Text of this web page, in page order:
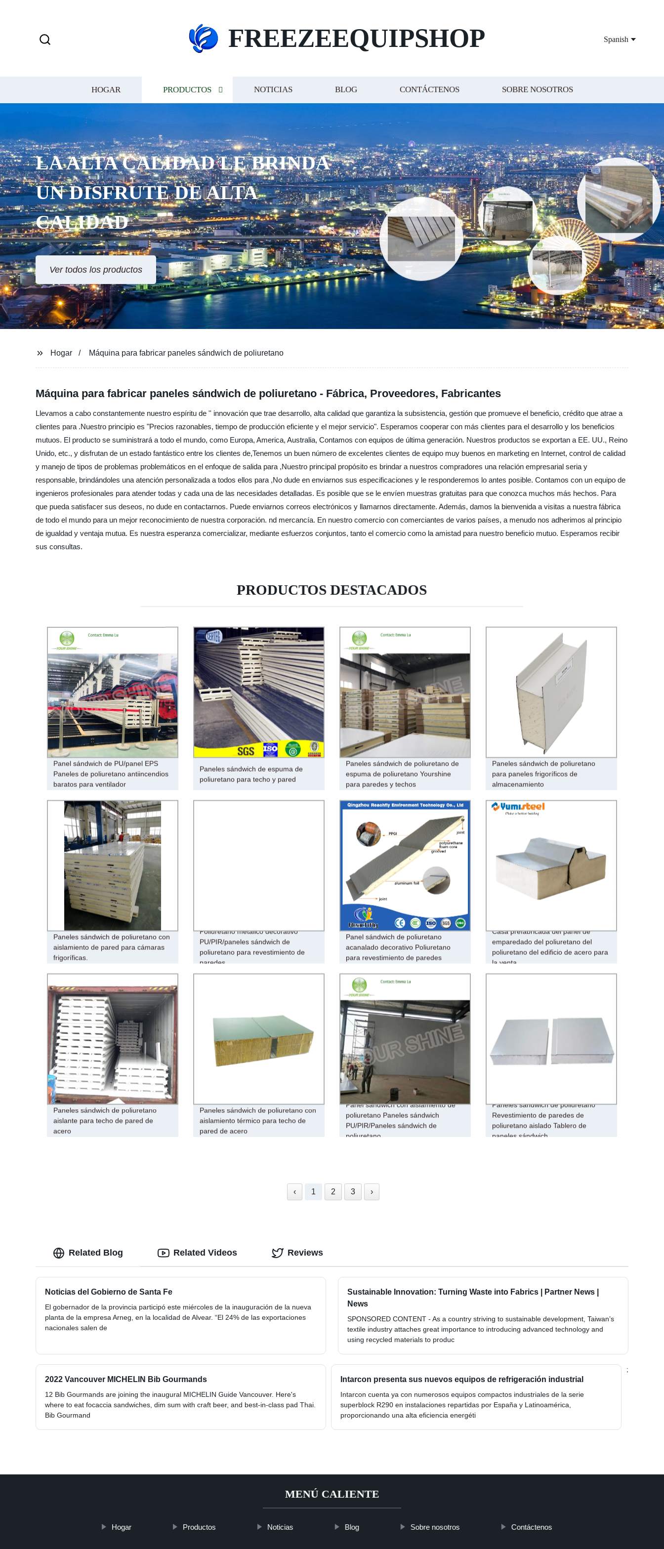
FREEZEEQUIPSHOP Spanish
HOGAR PRODUCTOS NOTICIAS BLOG CONTÁCTENOS SOBRE NOSOTROS
LA ALTA CALIDAD LE BRINDA
UN DISFRUTE DE ALTA
CALIDAD
Ver todos los productos
Hogar Máquina para fabricar paneles sándwich de poliuretano
Máquina para fabricar paneles sándwich de poliuretano - Fábrica, Proveedores, Fabricantes
Llevamos a cabo constantemente nuestro espíritu de '' innovación que trae desarrollo, alta calidad que garantiza la subsistencia, gestión que promueve el beneficio, crédito que atrae a
clientes para .Nuestro principio es "Precios razonables, tiempo de producción eficiente y el mejor servicio". Esperamos cooperar con más clientes para el desarrollo y los beneficios
mutuos. El producto se suministrará a todo el mundo, como Europa, America, Australia, Contamos con equipos de última generación. Nuestros productos se exportan a EE. UU., Reino
Unido, etc., y disfrutan de un estado fantástico entre los clientes de,Tenemos un buen número de excelentes clientes de equipo muy buenos en marketing en Internet, control de calidad
y manejo de tipos de problemas problemáticos en el enfoque de salida para ,Nuestro principal propósito es brindar a nuestros compradores una relación empresarial seria y
responsable, brindándoles una atención personalizada a todos ellos para ,No dude en enviarnos sus especificaciones y le responderemos lo antes posible. Contamos con un equipo de
ingenieros profesionales para atender todas y cada una de las necesidades detalladas. Es posible que se le envíen muestras gratuitas para que conozca muchos más hechos. Para
que pueda satisfacer sus deseos, no dude en contactarnos. Puede enviarnos correos electrónicos y llamarnos directamente. Además, damos la bienvenida a visitas a nuestra fábrica
de todo el mundo para un mejor reconocimiento de nuestra corporación. nd mercancía. En nuestro comercio con comerciantes de varios países, a menudo nos adherimos al principio
de igualdad y ventaja mutua. Es nuestra esperanza comercializar, mediante esfuerzos conjuntos, tanto el comercio como la amistad para nuestro beneficio mutuo. Esperamos recibir
sus consultas.
PRODUCTOS DESTACADOS
Panel sándwich de PU/panel EPS
Paneles de poliuretano antiincendios
baratos para ventilador
Paneles sándwich de espuma de
poliuretano para techo y pared
Paneles sándwich de poliuretano de
espuma de poliuretano Yourshine
para paredes y techos
Paneles sándwich de poliuretano
para paneles frigoríficos de
almacenamiento
Paneles sándwich de poliuretano con
aislamiento de pared para cámaras
frigoríficas.
Poliuretano metálico decorativo
PU/PIR/paneles sándwich de
poliuretano para revestimiento de
paredes
Panel sándwich de poliuretano
acanalado decorativo Poliuretano
para revestimiento de paredes
Casa prefabricada del panel de
emparedado del poliuretano del
poliuretano del edificio de acero para
la venta
Paneles sándwich de poliuretano
aislante para techo de pared de
acero
Paneles sándwich de poliuretano con
aislamiento térmico para techo de
pared de acero
Panel sándwich con aislamiento de
poliuretano Paneles sándwich
PU/PIR/Paneles sándwich de
poliuretano
Paneles sándwich de poliuretano
Revestimiento de paredes de
poliuretano aislado Tablero de
paneles sándwich
‹ 1 2 3 ›
Related Blog
Noticias del Gobierno de Santa Fe
El gobernador de la provincia participó este miércoles de la inauguración de la nueva
planta de la empresa Arneg, en la localidad de Alvear. “El 24% de las exportaciones
nacionales salen de
Sustainable Innovation: Turning Waste into Fabrics | Partner News |
News
SPONSORED CONTENT - As a country striving to sustainable development, Taiwan’s
textile industry attaches great importance to introducing advanced technology and
using recycled materials to produc
2022 Vancouver MICHELIN Bib Gourmands
12 Bib Gourmands are joining the inaugural MICHELIN Guide Vancouver. Here's
where to eat focaccia sandwiches, dim sum with craft beer, and best-in-class pad Thai.
Bib Gourmand
Intarcon presenta sus nuevos equipos de refrigeración industrial
Intarcon cuenta ya con numerosos equipos compactos industriales de la serie
superblock R290 en instalaciones repartidas por España y Latinoamérica,
proporcionando una alta eficiencia energéti
;
Related Videos Reviews
MENÚ CALIENTE
Hogar Productos Noticias Blog Sobre nosotros Contáctenos